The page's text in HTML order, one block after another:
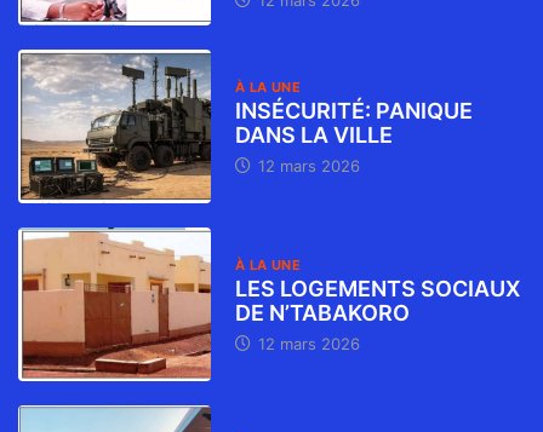
À LA UNE
INSÉCURITÉ: PANIQUE
DANS LA VILLE
12 mars 2026
À LA UNE
LES LOGEMENTS SOCIAUX
DE N’TABAKORO
12 mars 2026